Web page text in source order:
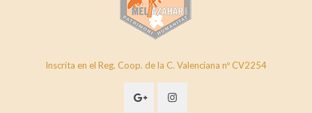
Inscrita en el Reg. Coop. de la C. Valenciana nº CV2254